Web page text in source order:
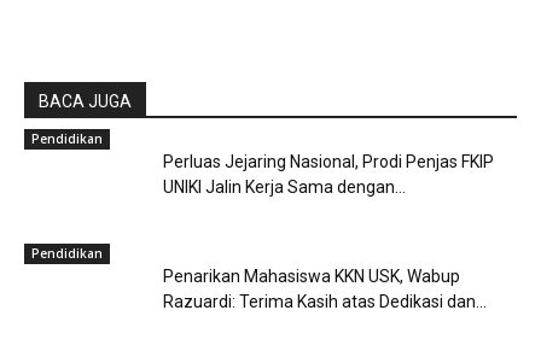
BACA JUGA
Pendidikan
Perluas Jejaring Nasional, Prodi Penjas FKIP
UNIKI Jalin Kerja Sama dengan...
Pendidikan
Penarikan Mahasiswa KKN USK, Wabup
Razuardi: Terima Kasih atas Dedikasi dan...